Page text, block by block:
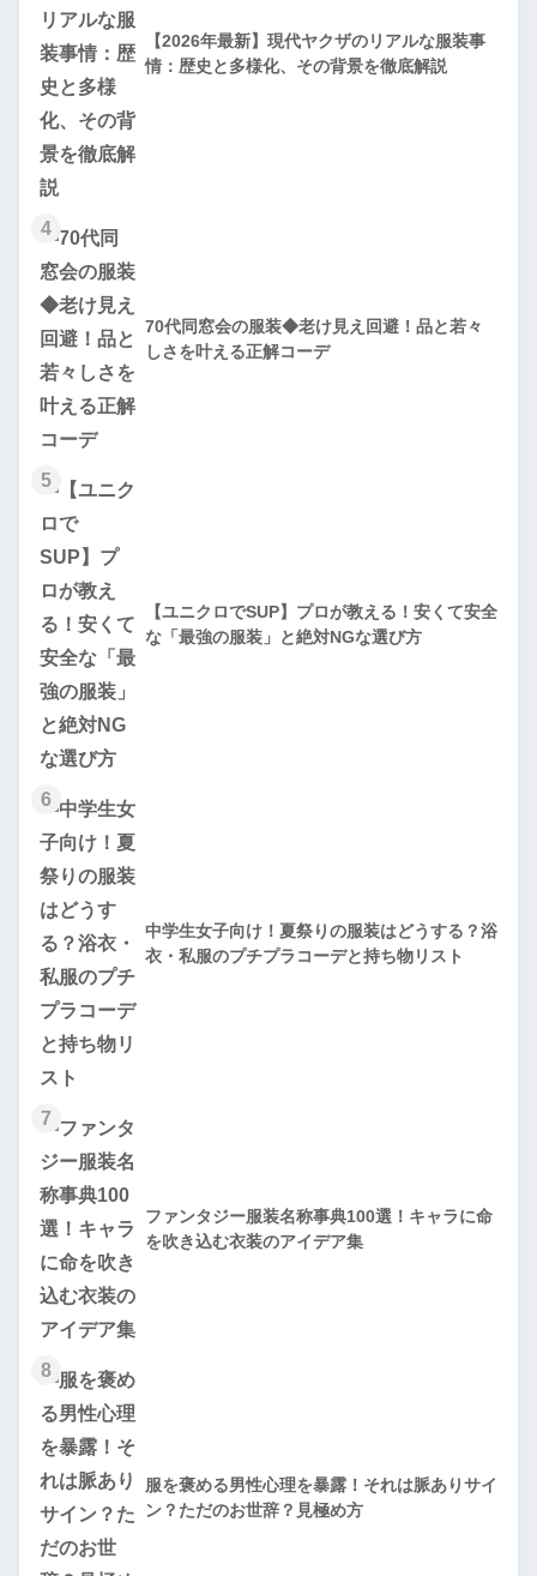
【2026年最新】現代ヤクザのリアルな服装事
情：歴史と多様化、その背景を徹底解説
4
70代同窓会の服装◆老け見え回避！品と若々
しさを叶える正解コーデ
5
【ユニクロでSUP】プロが教える！安くて安全
な「最強の服装」と絶対NGな選び方
6
中学生女子向け！夏祭りの服装はどうする？浴
衣・私服のプチプラコーデと持ち物リスト
7
ファンタジー服装名称事典100選！キャラに命
を吹き込む衣装のアイデア集
8
服を褒める男性心理を暴露！それは脈ありサイ
ン？ただのお世辞？見極め方